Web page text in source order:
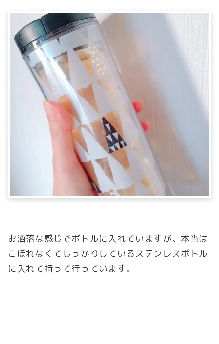
お洒落な感じでボトルに入れていますが、本当は
こぼれなくてしっかりしているステンレスボトル
に入れて持って行っています。